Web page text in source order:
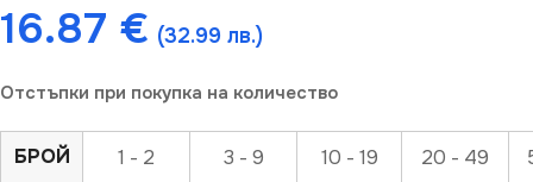
16.87 € (32.99 лв.)
Отстъпки при покупка на количество
БРОЙ 1 - 2 3 - 9 10 - 19 20 - 49